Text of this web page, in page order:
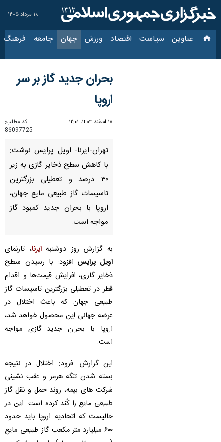
۱۸ مرداد ۱۴۰۵
عناوین‌ سیاست اقتصاد ورزش جهان جامعه فرهنگ
بحران جدید گاز بر سر
اروپا
۱۸ اسفند ۱۴۰۴، ۱۲:۰۱
کد مطلب:
86097725
تهران-ایرنا- اویل پرایس نوشت:
با کاهش سطح ذخایر گازی به زیر
۳۰ درصد و تعطیلی بزرگترین
تاسیسات گاز طبیعی مایع جهان،
اروپا با بحران جدید کمبود گاز
مواجه است.
به گزارش روز دوشنبه ایرنا، تارنمای
اویل پرایس افزود: با رسیدن سطح
ذخایر گازی، افزایش قیمت‌ها و اقدام
قطر در تعطیلی بزرگترین تاسیسات گاز
طبیعی جهان که باعث اختلال در
عرضه جهانی این محصول خواهد شد،
اروپا با بحران جدید گازی مواجه
است.
این گزارش افزود: اختلال در نتیجه
بسته شدن تنگه هرمز و عقب نشینی
شرکت های بیمه، روند حمل و نقل گاز
طبیعی مایع را کُند کرده است. این در
حالیست که اتحادیه اروپا باید حدود
۶۰۰ میلیارد متر مکعب گاز طبیعی مایع